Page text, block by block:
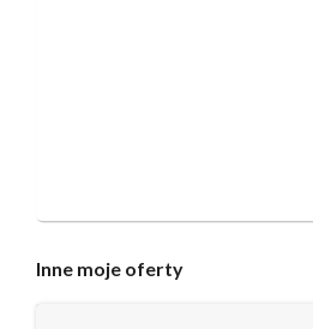
Inne moje oferty